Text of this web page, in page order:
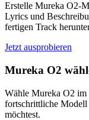
Erstelle Mureka O2-
Lyrics und
fertigen Track
Jetzt ausprobieren
Mureka O2
Wähle Mureka O2
fortschrittliche Modell
möchtest.